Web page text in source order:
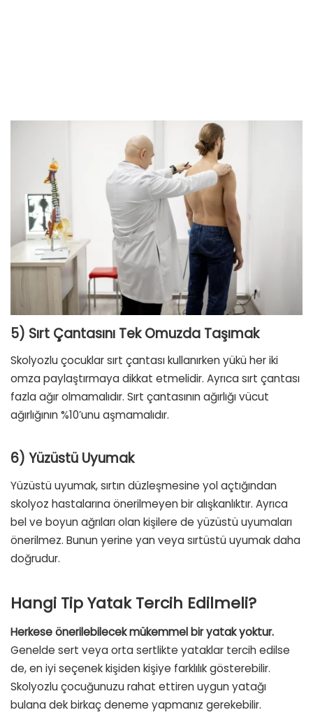
5) Sırt Çantasını Tek Omuzda Taşımak
Skolyozlu çocuklar sırt çantası kullanırken yükü her iki
omza paylaştırmaya dikkat etmelidir. Ayrıca sırt çantası
fazla ağır olmamalıdır. Sırt çantasının ağırlığı vücut
ağırlığının %10’unu aşmamalıdır.
6) Yüzüstü Uyumak
Yüzüstü uyumak, sırtın düzleşmesine yol açtığından
skolyoz hastalarına önerilmeyen bir alışkanlıktır. Ayrıca
bel ve boyun ağrıları olan kişilere de yüzüstü uyumaları
önerilmez. Bunun yerine yan veya sırtüstü uyumak daha
doğrudur.
Hangi Tip Yatak Tercih Edilmeli?
Herkese önerilebilecek mükemmel bir yatak yoktur.
Genelde sert veya orta sertlikte yataklar tercih edilse
de, en iyi seçenek kişiden kişiye farklılık gösterebilir.
Skolyozlu çocuğunuzu rahat ettiren uygun yatağı
bulana dek birkaç deneme yapmanız gerekebilir.